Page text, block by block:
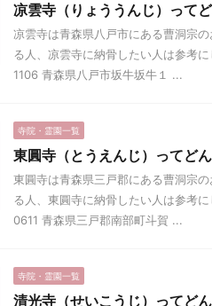
凉雲寺（りょううんじ）って
凉雲寺は青森県八戸市にある曹洞宗
る人、凉雲寺に納骨したい人は参考
1106 青森県八戸市坂牛坂牛１ ...
寺院・霊園一覧
東圓寺（とうえんじ）ってど
東圓寺は青森県三戸郡にある曹洞宗
る人、東圓寺に納骨したい人は参考
0611 青森県三戸郡南部町斗賀 ...
寺院・霊園一覧
清光寺（せいこうじ）ってど